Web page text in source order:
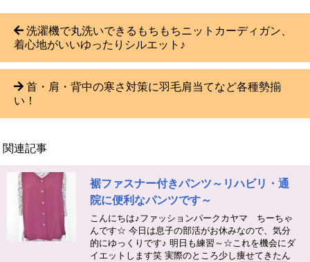
洗濯機で丸洗いできるもちもちニットカーディガン、
着心地がいいゆったりシルエット♪
首・肩・背中の寒さ対策に羽毛肩当てなど各種勢揃
い！
関連記事
裾ファスナー付きパンツ～リハビリ・通
院に便利なパンツです～
こんにちは♪ファッションパークカヤマ ちーちゃ
んです☆ 今日は息子の部活がお休みなので、気分
的にゆっくりです♪ 明日も練習～☆これを機会にダ
イエットします笑 実際のところ少し痩せてきたん